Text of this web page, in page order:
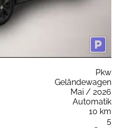
Pkw
Geländewagen
Mai / 2026
Automatik
10 km
5